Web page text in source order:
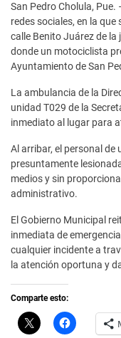
San Pedro Cholula,
redes sociales, en la
calle Benito Juárez de la
donde un motociclista
Ayuntamiento de San
La ambulancia de la
unidad T029 de la
inmediato al lugar para
Al arribar, el personal
presuntamente
medios y sin
administrativo.
El Gobierno Municipal
inmediata de
cualquier incidente a
la atención oportuna y
Comparte esto:
C
l
H
a